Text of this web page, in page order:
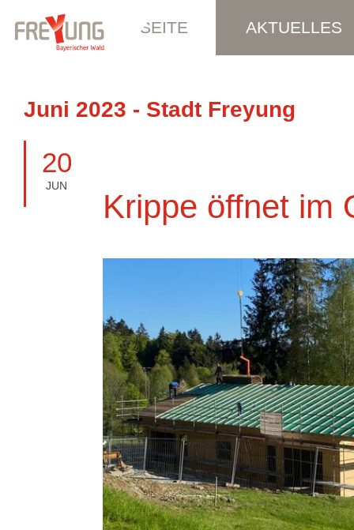
STARTSEITE AKTUELLES
Juni 2023 - Stadt Freyung
20
JUN
Krippe öffnet im